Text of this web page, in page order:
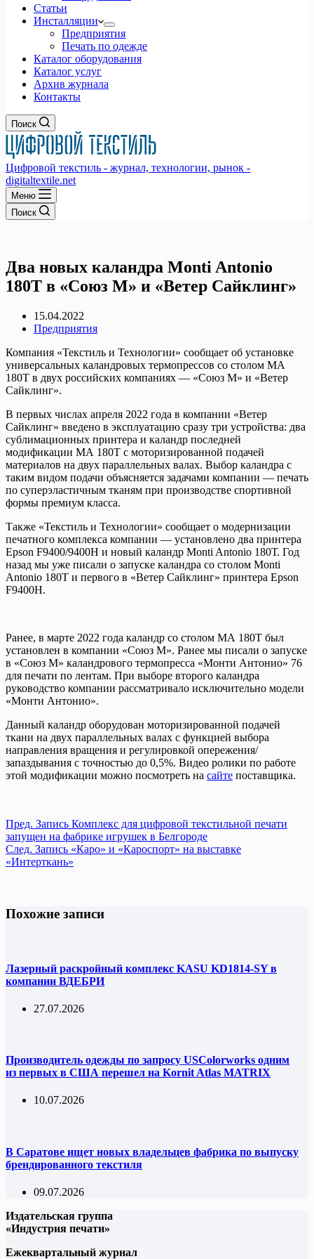
Статьи
Инсталляции
Предприятия
Печать по одежде
Каталог оборудования
Каталог услуг
Архив журнала
Контакты
Поиск
Цифровой текстиль - журнал, технологии, рынок -
digitaltextile.net
Меню
Поиск
Два новых каландра Monti Antonio
180T в «Союз М» и «Ветер Сайклинг»
15.04.2022
Предприятия
Компания «Текстиль и Технологии» сообщает об установке
универсальных каландровых термопрессов со столом МА
180Т в двух российских компаниях — «Союз М» и «Ветер
Сайклинг».
В первых числах апреля 2022 года в компании «Ветер
Сайклинг» введено в эксплуатацию сразу три устройства: два
сублимационных принтера и каландр последней
модификации МА 180Т с моторизированной подачей
материалов на двух параллельных валах. Выбор каландра с
таким видом подачи объясняется задачами компании — печать
по суперэластичным тканям при производстве спортивной
формы премиум класса.
Также «Текстиль и Технологии» сообщает о модернизации
печатного комплекса компании — установлено два принтера
Epson F9400/9400H и новый каландр Monti Antonio 180Т. Год
назад мы уже писали о запуске каландра со столом Monti
Antonio 180T и первого в «Ветер Сайклинг» принтера Epson
F9400H.
Ранее, в марте 2022 года каландр со столом МА 180Т был
установлен в компании «Союз М». Ранее мы писали о запуске
в «Союз М» каландрового термопресса «Монти Антонио» 76
для печати по лентам. При выборе второго каландра
руководство компании рассматривало исключительно модели
«Монти Антонио».
Данный каландр оборудован моторизированной подачей
ткани на двух параллельных валах с функцией выбора
направления вращения и регулировкой опережения/
запаздывания с точностью до 0,5%. Видео ролики по работе
этой модификации можно посмотреть на сайте поставщика.
Пред. Запись Комплекс для цифровой текстильной печати
запущен на фабрике игрушек в Белгороде
След. Запись «Каро» и «Кароспорт» на выставке
«Интерткань»
Похожие записи
Лазерный раскройный комплекс KASU KD1814-SY в
компании ВДЕБРИ
27.07.2026
Производитель одежды по запросу USColorworks одним
из первых в США перешел на Kornit Atlas MATRIX
10.07.2026
В Саратове ищет новых владельцев фабрика по выпуску
брендированного текстиля
09.07.2026
Издательская группа
«Индустрия печати»
Ежеквартальный журнал